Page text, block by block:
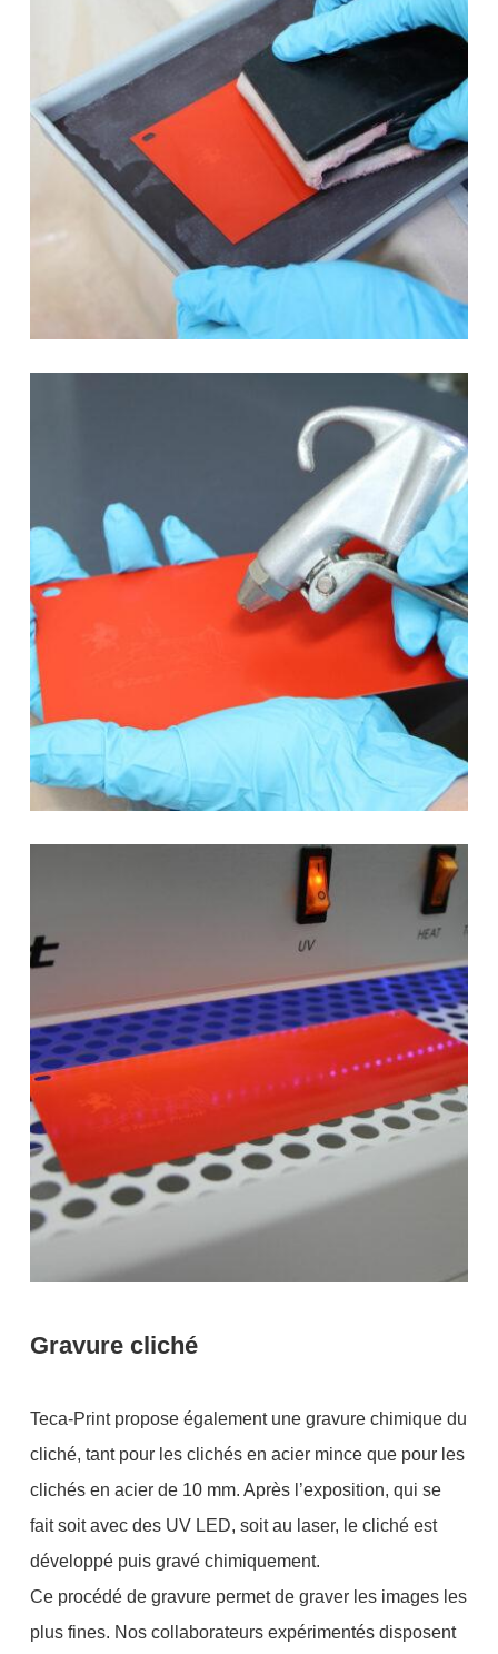
Gravure cliché
Teca-Print propose également une gravure chimique du
cliché, tant pour les clichés en acier mince que pour les
clichés en acier de 10 mm. Après l’exposition, qui se
fait soit avec des UV LED, soit au laser, le cliché est
développé puis gravé chimiquement.
Ce procédé de gravure permet de graver les images les
plus fines. Nos collaborateurs expérimentés disposent